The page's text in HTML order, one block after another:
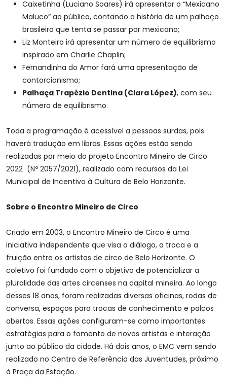
Caixetinha (Luciano Soares) irá apresentar o “Mexicano
Maluco” ao público, contando a história de um palhaço
brasileiro que tenta se passar por mexicano;
Liz Monteiro irá apresentar um número de equilibrismo
inspirado em Charlie Chaplin;
Fernandinha do Amor fará uma apresentação de
contorcionismo;
Palhaça Trapézio Dentina (Clara López), com seu
número de equilibrismo.
Toda a programação é acessível a pessoas surdas, pois
haverá tradução em libras. Essas ações estão sendo
realizadas por meio do projeto Encontro Mineiro de Circo
2022 (Nº 2057/2021), realizado com recursos da Lei
Municipal de Incentivo à Cultura de Belo Horizonte.
Sobre o Encontro Mineiro de Circo
Criado em 2003, o Encontro Mineiro de Circo é uma
iniciativa independente que visa o diálogo, a troca e a
fruição entre os artistas de circo de Belo Horizonte. O
coletivo foi fundado com o objetivo de potencializar a
pluralidade das artes circenses na capital mineira. Ao longo
desses 18 anos, foram realizadas diversas oficinas, rodas de
conversa, espaços para trocas de conhecimento e palcos
abertos. Essas ações configuram-se como importantes
estratégias para o fomento de novos artistas e interação
junto ao público da cidade. Há dois anos, o EMC vem sendo
realizado no Centro de Referência das Juventudes, próximo
à Praça da Estação.